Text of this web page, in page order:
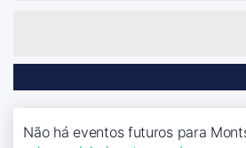
Não há eventos futuros para